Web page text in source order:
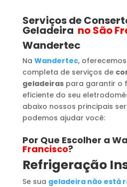
Serviços de
Geladeira no São
Wandertec
Na Wandertec,
completa de serviços de
geladeiraspara garantir o
eficiente do seu
abaixo nossos principais
podemos ajudar você:
Por Que Escolher a
Francisco?
Refrigeração
Se sua geladeira não está